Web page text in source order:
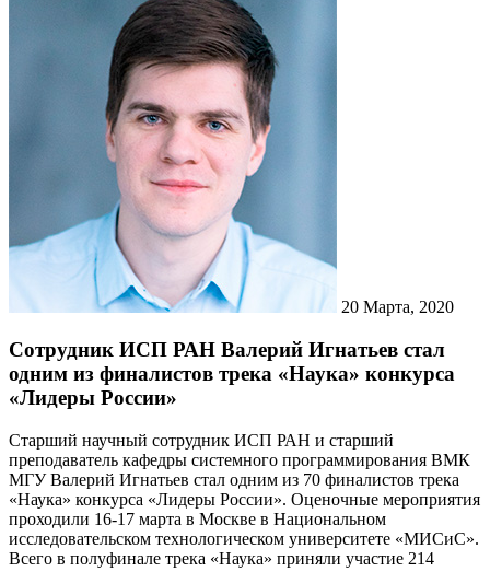
20 Марта, 2020
Сотрудник ИСП РАН Валерий Игнатьев стал
одним из финалистов трека «Наука» конкурса
«Лидеры России»
Старший научный сотрудник ИСП РАН и старший
преподаватель кафедры системного программирования ВМК
МГУ Валерий Игнатьев стал одним из 70 финалистов трека
«Наука» конкурса «Лидеры России». Оценочные мероприятия
проходили 16-17 марта в Москве в Национальном
исследовательском технологическом университете «МИСиС».
Всего в полуфинале трека «Наука» приняли участие 214